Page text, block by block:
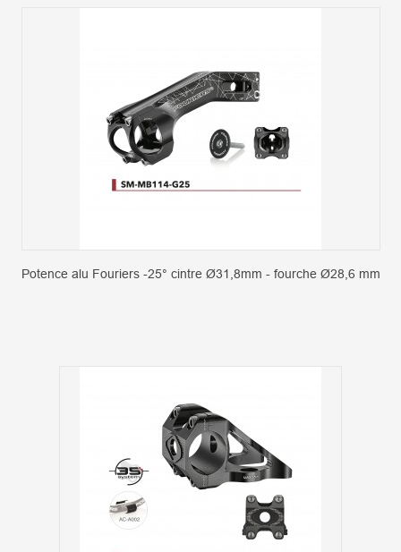
Potence alu Fouriers -25° cintre Ø31,8mm - fourche Ø28,6 mm